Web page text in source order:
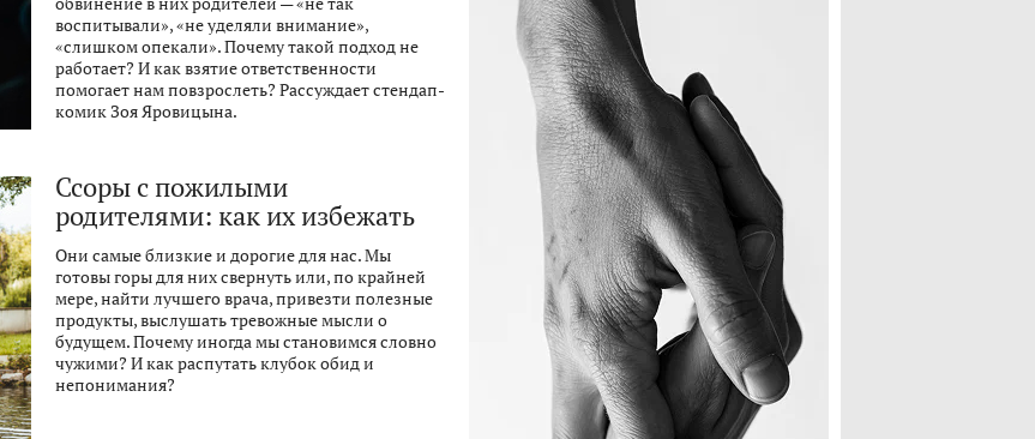
воспитывали», «не уделяли внимание»,
«слишком опекали». Почему такой подход не
работает? И как взятие ответственности
помогает нам повзрослеть? Рассуждает стендап-
комик Зоя Яровицына.
Ссоры с пожилыми
родителями: как их избежать
Они самые близкие и дорогие для нас. Мы
готовы горы для них свернуть или, по крайней
мере, найти лучшего врача, привезти полезные
продукты, выслушать тревожные мысли о
будущем. Почему иногда мы становимся словно
чужими? И как распутать клубок обид и
непонимания?